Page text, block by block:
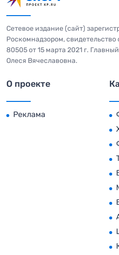
Сетевое издание (сайт)
Роскомнадзором,
80505 от 15 марта 2021 г.
Олеся Вячеславовна.
О проекте
Реклама